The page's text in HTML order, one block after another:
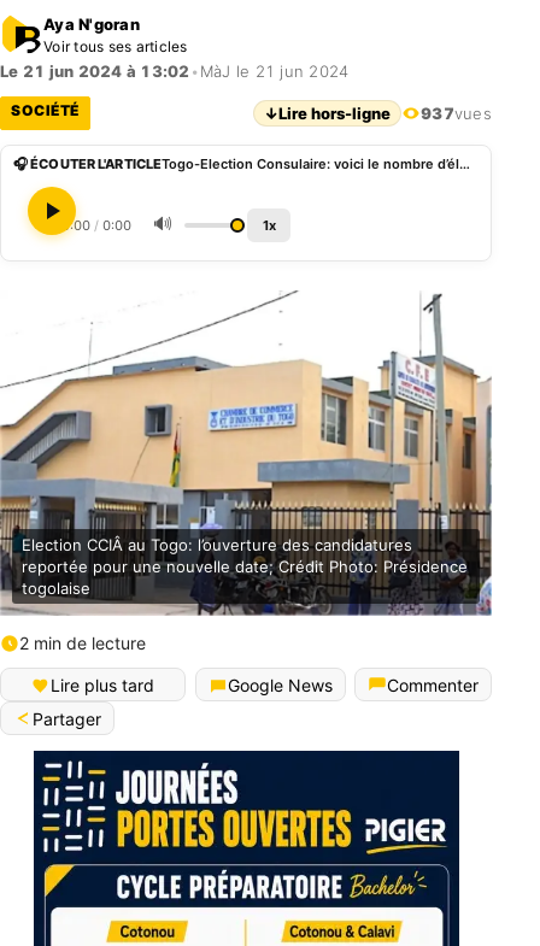
Aya N'goran
Voir tous ses articles
Le 21 jun 2024 à 13:02 • MàJ le 21 jun 2024
SOCIÉTÉ ↓Lire hors-ligne 937vues
🎧 ÉCOUTER L'ARTICLE Togo-Election Consulaire: voici le nombre d’électeurs retenu
0:00 / 0:00 🔊 1x
Election CCIÂ au Togo: l’ouverture des candidatures
reportée pour une nouvelle date; Crédit Photo: Présidence
togolaise
2 min de lecture
Lire plus tard Google News
Commenter
Partager